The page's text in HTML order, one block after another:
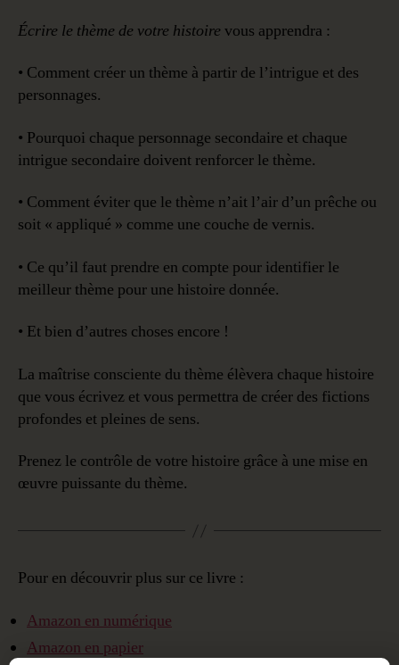
Écrire le thème de votre histoirevous apprendra :
• Comment créer un thème à partir de l’intrigue et des
personnages.
• Pourquoi chaque personnage secondaire et chaque
intrigue secondaire doivent renforcer le thème.
• Comment éviter que le thème n’ait l’air d’un prêche ou
soit « appliqué » comme une couche de vernis.
• Ce qu’il faut prendre en compte pour identifier le
meilleur thème pour une histoire donnée.
• Et bien d’autres choses encore !
La maîtrise consciente du thème élèvera chaque histoire
que vous écrivez et vous permettra de créer des fictions
profondes et pleines de sens.
Prenez le contrôle de votre histoire grâce à une mise en
œuvre puissante du thème.
Pour en découvrir plus sur ce livre :
Amazon en numérique
Amazon en papier